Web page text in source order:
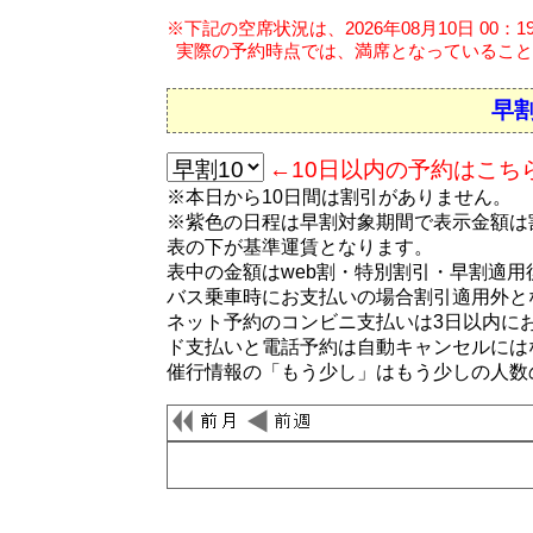
※下記の空席状況は、2026年08月10日 00：
実際の予約時点では、満席となっているこ
早
←10日以内の予約はこち
※本日から10日間は割引がありません。
※紫色の日程は早割対象期間で表示金額
表の下が基準運賃となります。
表中の金額はweb割・特別割引・早割適
バス乗車時にお支払いの場合割引適用外
ネット予約のコンビニ支払いは3日以内に
ド支払いと電話予約は自動キャンセルに
催行情報の「もう少し」はもう少しの人